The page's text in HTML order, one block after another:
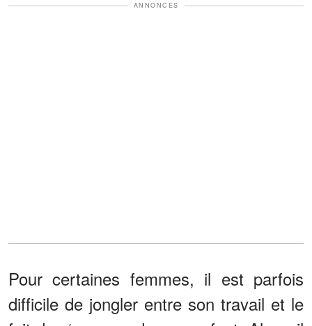
ANNONCES
Pour certaines femmes, il est parfois
difficile de jongler entre son travail et le